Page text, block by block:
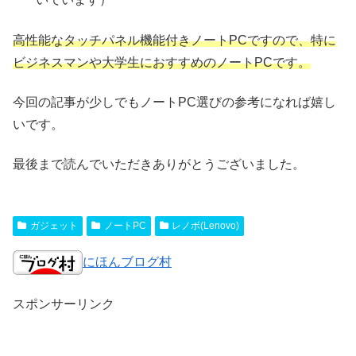
高性能なタッチパネル機能付きノートPCですので、特に
ビジネスマンや大学生におすすめのノートPCです。
今回の記事が少しでもノートPC選びの参考になれば嬉し
いです。
最後まで読んでいただきありがとうございました。
ガジェット ノートPC レノボ(Lenovo)
にほんブログ村
スポンサーリンク